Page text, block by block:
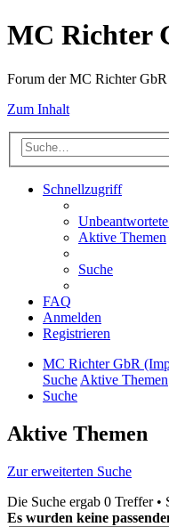
MC Richter
Forum der MC Richter GbR
Zum Inhalt
Schnellzugriff
Aktive Themen
Suche
FAQ
Anmelden
Registrieren
MC Richter GbR
SucheAktive Themen
Suche
Aktive Themen
Zur erweiterten Suche
Die Suche ergab 0 Treffer •
Es wurden keine